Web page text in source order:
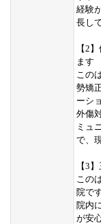
経験
長し
【2
ます
この
勢矯
ーシ
外傷
ミュ
で、
【3
この
院です
院内
が安